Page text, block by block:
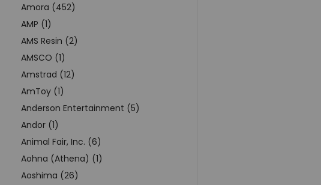
Amora (452)
AMP (1)
AMS Resin (2)
AMSCO (1)
Amstrad (12)
AmToy (1)
Anderson Entertainment (5)
Andor (1)
Animal Fair, Inc. (6)
Aohna (Athena) (1)
Aoshima (26)